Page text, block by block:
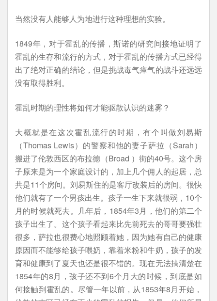
当然没有人能够人为地进行这种理想的实验。
1849年，对于霍乱的传播，斯诺的研究间接地证明了
霍乱的生存和流行的方式，对于霍乱的传播方式已经得
出了绝对正确的结论，但是挑战毒气瘴气的战斗还远远
没有取得胜利。
霍乱时期的理性将如何才能驱散认识的迷雾？
大概就是在这次霍乱流行的时期，有个叫做刘易斯
（Thomas Lewis）的警察和他的妻子萨拉（Sarah）
搬进了伦敦西区的布拉德（Broad ）街的40号。这个房
子原来是为一个家庭设计的，加上几个佣人的起居，总
共是11个房间。刘易斯住的是客厅改装后的房间。很快
他们就有了一个男孩出生。孩子一生下来就很弱，10个
月的时候就死去。几年后，1854年3月，他们的第二个
孩子出生了。这个孩子看起来比先前死去的哥哥要强壮
很多，萨拉也很费心地照顾着她，因为她有自己的健康
原因而不能够给孩子喂奶，靠着米粉和牛奶，孩子的发
育和健康到了夏天也还是很不错的。现在无法搞清楚在
1854年的8月，孩子还不到6个月大的时候，到底是如
何接触到霍乱的。尽管一年以前，从1853年8月开始，